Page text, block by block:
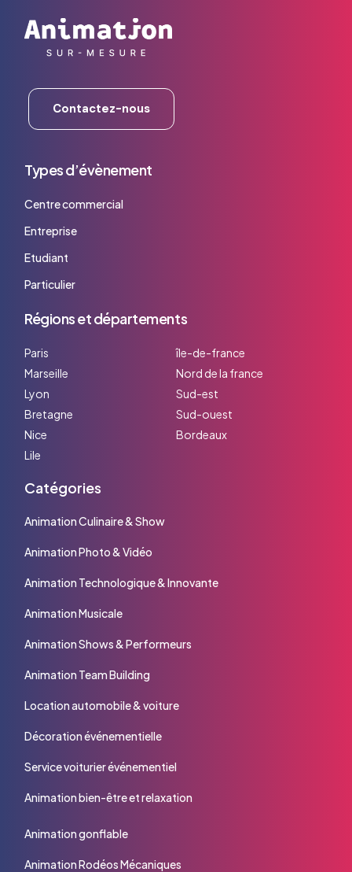
Contactez-nous
Types d’évènement
Centre commercial
Entreprise
Etudiant
Particulier
Régions et départements
Paris
Marseille
Lyon
Bretagne
Nice
Lile
île-de-france
Nord de la france
Sud-est
Sud-ouest
Bordeaux
Catégories
Animation Culinaire & Show
Animation Photo & Vidéo
Animation Technologique & Innovante
Animation Musicale
Animation Shows & Performeurs
Animation Team Building
Location automobile & voiture
Décoration événementielle
Service voiturier événementiel
Animation bien-être et relaxation
Animation gonflable
Animation Rodéos Mécaniques